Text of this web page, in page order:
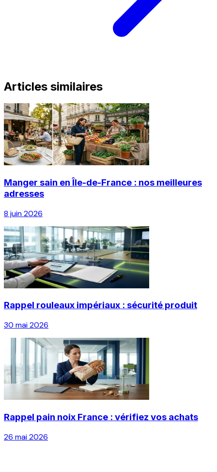
Articles similaires
Manger sain en Île-de-France : nos meilleures
adresses
8 juin 2026
Rappel rouleaux impériaux : sécurité produit
30 mai 2026
Rappel pain noix France : vérifiez vos achats
26 mai 2026